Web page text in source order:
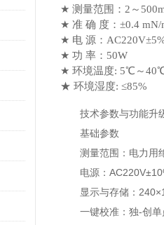
★ 测量范围：2～
★ 准 确 度：±0.4 mN/
★ 电 源：
★ 功 率：50W
★ 环境温度: 5℃～
★ 环境湿度: ≤85%
技术参数与功能升
基础参数
测量范围：电力用绝
电源：
显示与存储：
一键校准：独-创单